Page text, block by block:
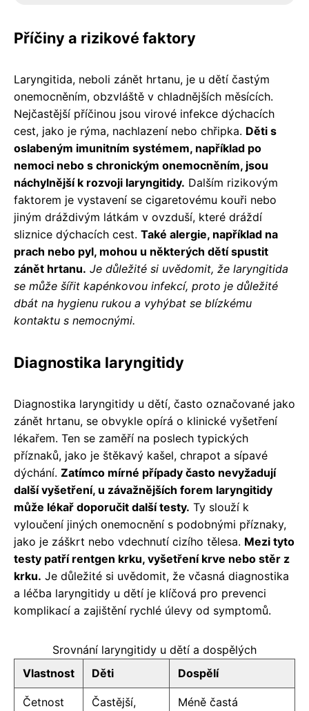
Příčiny a rizikové faktory
Laryngitida, neboli zánět hrtanu, je u dětí častým
onemocněním, obzvláště v chladnějších měsících.
Nejčastější příčinou jsou virové infekce dýchacích
cest, jako je rýma, nachlazení nebo chřipka. Děti s
oslabeným imunitním systémem, například po
nemoci nebo s chronickým onemocněním, jsou
náchylnější k rozvoji laryngitidy. Dalším rizikovým
faktorem je vystavení se cigaretovému kouři nebo
jiným dráždivým látkám v ovzduší, které dráždí
sliznice dýchacích cest. Také alergie, například na
prach nebo pyl, mohou u některých dětí spustit
zánět hrtanu. Je důležité si uvědomit, že laryngitida
se může šířit kapénkovou infekcí, proto je důležité
dbát na hygienu rukou a vyhýbat se blízkému
kontaktu s nemocnými.
Diagnostika laryngitidy
Diagnostika laryngitidy u dětí, často označované jako
zánět hrtanu, se obvykle opírá o klinické vyšetření
lékařem. Ten se zaměří na poslech typických
příznaků, jako je štěkavý kašel, chrapot a sípavé
dýchání. Zatímco mírné případy často nevyžadují
další vyšetření, u závažnějších forem laryngitidy
může lékař doporučit další testy. Ty slouží k
vyloučení jiných onemocnění s podobnými příznaky,
jako je záškrt nebo vdechnutí cizího tělesa. Mezi tyto
testy patří rentgen krku, vyšetření krve nebo stěr z
krku. Je důležité si uvědomit, že včasná diagnostika
a léčba laryngitidy u dětí je klíčová pro prevenci
komplikací a zajištění rychlé úlevy od symptomů.
Srovnání laryngitidy u dětí a dospělých
Vlastnost
Děti Dospělí
Četnost
Častější,
Méně častá